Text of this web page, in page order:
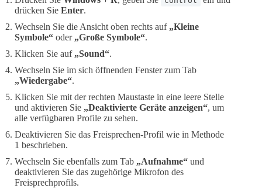
drücken Sie Enter.
Wechseln Sie die Ansicht oben rechts auf „Kleine
Symbole“ oder „Große Symbole“.
Klicken Sie auf „Sound“.
Wechseln Sie im sich öffnenden Fenster zum Tab
„Wiedergabe“.
Klicken Sie mit der rechten Maustaste in eine leere Stelle
und aktivieren Sie „Deaktivierte Geräte anzeigen“, um
alle verfügbaren Profile zu sehen.
Deaktivieren Sie das Freisprechen-Profil wie in Methode
1 beschrieben.
Wechseln Sie ebenfalls zum Tab „Aufnahme“ und
deaktivieren Sie das zugehörige Mikrofon des
Freisprechprofils.